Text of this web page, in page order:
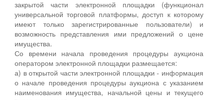
закрытой части электронной площадки (функционал
универсальной торговой платформы, доступ к которому
имеют только зарегистрированные пользователи) и
возможность представления ими предложений о цене
имущества.
Со времени начала проведения процедуры аукциона
оператором электронной площадки размещается:
а) в открытой части электронной площадки - информация
о начале проведения процедуры аукциона с указанием
наименования имущества, начальной цены и текущего